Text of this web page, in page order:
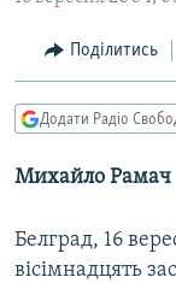
СВІТ
КИТАЙ.ВИКЛИКИ
МУЛЬТИМЕДІА
ПОДКАСТИ
Поділитись
Додати Радіо
Михайло Рамач
Белград, 16
вісімнадцять